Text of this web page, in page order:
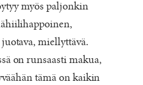
myös paljonkin
miellyttävä.
on runsaasti makua,
tämä on kaikin